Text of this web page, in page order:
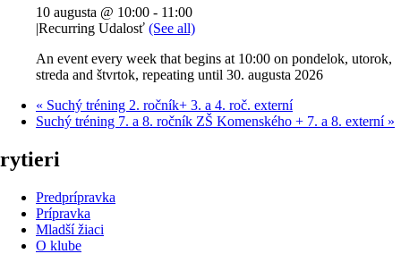
10 augusta @ 10:00 - 11:00
|Recurring Udalosť (See all)
An event every week that begins at 10:00 on pondelok, utorok,
streda and štvrtok, repeating until 30. augusta 2026
« Suchý tréning 2. ročník+ 3. a 4. roč. externí
Suchý tréning 7. a 8. ročník ZŠ Komenského + 7. a 8. externí »
rytieri
Predprípravka
Prípravka
Mladší žiaci
O klube